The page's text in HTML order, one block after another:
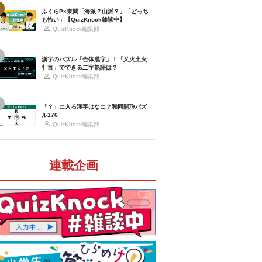
ふくらP×東問「海派？山派？」「どっち
も怖い」【QuizKnock雑談中】
QuizKnock編集部
漢字のパズル「合体漢字」！「又火土火
忄言」でできる二字熟語は？
QuizKnock編集部
「？」に入る漢字はなに？和同開珎パズ
ル176
QuizKnock編集部
連載企画